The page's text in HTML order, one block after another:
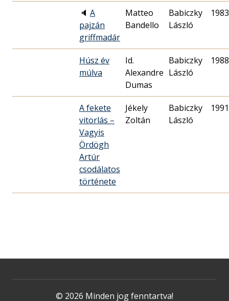
🔈 A
pajzán
griffmadár
Matteo
Bandello
Babiczky
László
Húsz év
múlva
Id.
Alexandre
Dumas
Babiczky
László
A fekete
vitorlás –
Vagyis
Ördögh
Artúr
csodálatos
története
Jékely
Zoltán
Babiczky
László
© 2026 Minden jog fenntartva!